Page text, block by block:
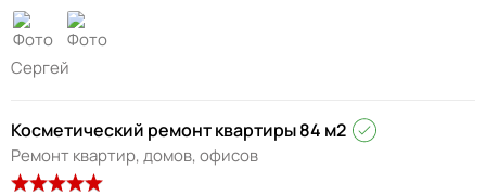
Сергей
Косметический ремонт квартиры 84 м2
Ремонт квартир, домов, офисов